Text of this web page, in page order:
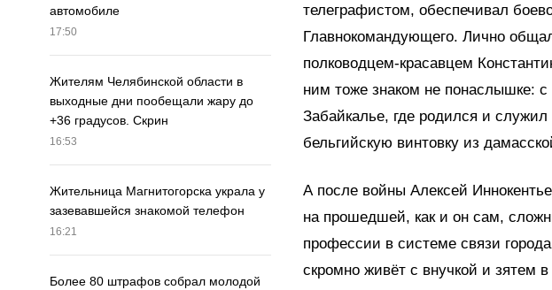
автомобиле
17:50
Жителям Челябинской области в
выходные дни пообещали жару до
+36 градусов. Скрин
16:53
Жительница Магнитогорска украла у
зазевавшейся знакомой телефон
16:21
Более 80 штрафов собрал молодой
телеграфистом, обеспечивал
Главнокомандующего. Лично
полководцем-красавцем
ним тоже знаком не понаслышке:
Забайкалье, где родился и
бельгийскую винтовку из
А после войны Алексей
на прошедшей, как и он сам,
профессии в системе связи
скромно живёт с внучкой и зятем